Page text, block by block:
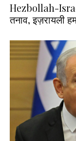
Hezbollah-
तनाव, इज़रायली